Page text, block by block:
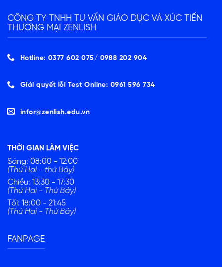
CÔNG TY TNHH TƯ VẤN GIÁO DỤC VÀ XÚC TIẾN
THƯƠNG MẠI ZENLISH
Hotline: 0377 602 075/ ‭0988 202 904‬
Giải quyết lỗi Test Online: 0961 596 734
infor@zenlish.edu.vn
THỜI GIAN LÀM VIỆC
Sáng: 08:00 - 12:00
(Thứ Hai - thứ Bảy)
Chiều: 13:30 - 17:30
(Thứ Hai - Thứ Bảy)
Tối: 18:00 - 21:45
(Thứ Hai - Thứ Bảy)
FANPAGE